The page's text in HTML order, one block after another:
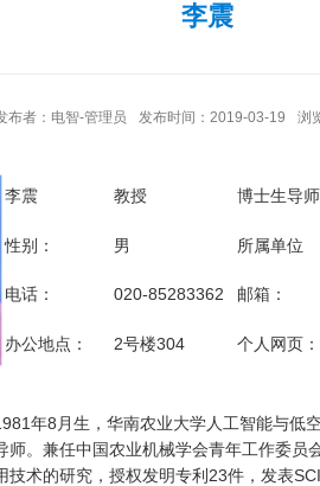
李震
布者：电智-管理员 发布时间：2019-03-19 浏
李震 教授 博士生导师
性别： 男 所属单位
电话： 020-85283362 邮箱：
办公地点： 2号楼304 个人网页：
年8月生，华南农业大学人工智能与低
师。兼任中国农业机械学会青年工作委员
技术的研究，授权发明专利23件，发表